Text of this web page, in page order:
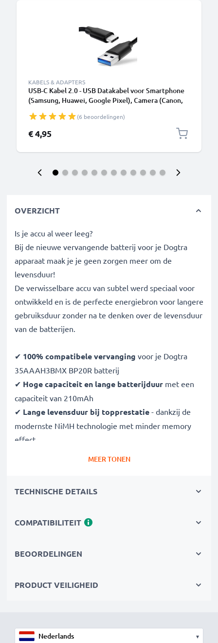
KABELS & ADAPTERS
USB-C Kabel 2.0 - USB Datakabel voor Smartphone
(Samsung, Huawei, Google Pixel), Camera (Canon,
Oplaadkabel USB C Stekker
(6 beoordelingen)
€ 4,95
OVERZICHT
Is je accu al weer leeg?
Bij de nieuwe vervangende batterij voor je Dogtra
apparaat maak je je geen zorgen meer om de
levensduur!
De verwisselbare accu van subtel werd speciaal voor
ontwikkeld en is de perfecte energiebron voor langere
gebruiksduur zonder na te denken over de levensduur
van de batterijen.
✔ 100% compatibele vervanging voor je Dogtra
35AAAH3BMX BP20R batterij
✔ Hoge capaciteit en lange batterijduur met een
capaciteit van 210mAh
✔ Lange levensduur bij topprestatie - dankzij de
modernste NiMH technologie met minder memory
effect
accuduur neemt de zorgen van het opladen weg
Vervangende batterij:
Capaciteit: 210mAh
De vervangende accu van subtel biedt de beste
MEER TONEN
TECHNISCHE DETAILS
COMPATIBILITEIT
BEOORDELINGEN
PRODUCT VEILIGHEID
▾